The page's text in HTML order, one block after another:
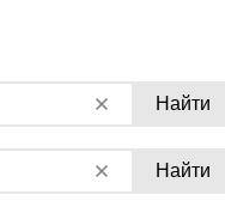
Найти
Найти